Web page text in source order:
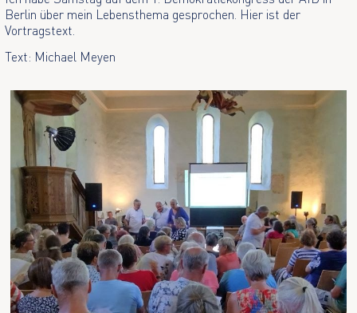
Berlin über mein Lebensthema gesprochen. Hier ist der
Vortragstext.
Text: Michael Meyen